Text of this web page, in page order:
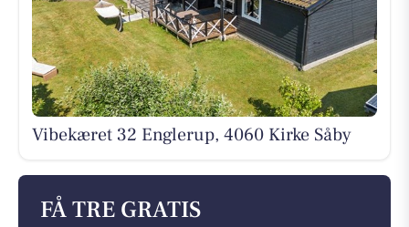
Vibekæret 32 Englerup, 4060 Kirke Såby
FÅ TRE GRATIS